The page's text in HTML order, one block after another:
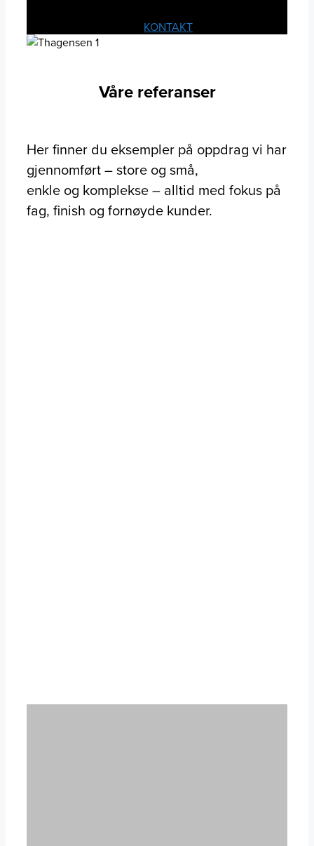
KONTAKT
Våre referanser
Her finner du eksempler på oppdrag vi har
gjennomført – store og små,
enkle og komplekse – alltid med fokus på
fag, finish og fornøyde kunder.